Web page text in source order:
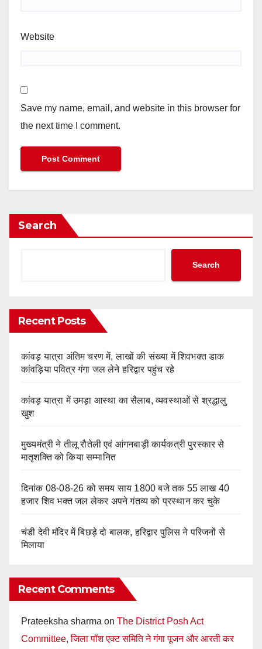
Website
Save my name, email, and website in this browser for
the next time I comment.
Search
Search
Recent Posts
कांवड़ यात्रा अंतिम चरण में, लाखों की संख्या में शिवभक्त डाक
कांवड़िया पवित्र गंगा जल लेने हरिद्वार पहुंच रहे
कांवड़ यात्रा में उमड़ा आस्था का सैलाब, व्यवस्थाओं से श्रद्धालु
खुश
मुख्यमंत्री ने तीलू रौतेली एवं आंगनबाड़ी कार्यकत्री पुरस्कार से
मातृशक्ति को किया सम्मानित
दिनांक 08-08-26 को समय साय 1800 बजे तक 55 लाख 40
हजार शिव भक्त जल लेकर अपने गंतव्य को प्रस्थान कर चुके
चंडी देवी मंदिर में बिछड़े दो बालक, हरिद्वार पुलिस ने परिजनों से
मिलाया
Recent Comments
Prateeksha sharma on The District Posh Act
Committee, जिला पॉश एक्ट समिति ने गंगा पूजन और आरती कर